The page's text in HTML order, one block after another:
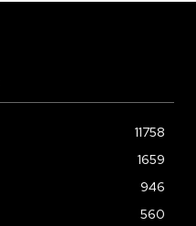
11758
1659
946
560